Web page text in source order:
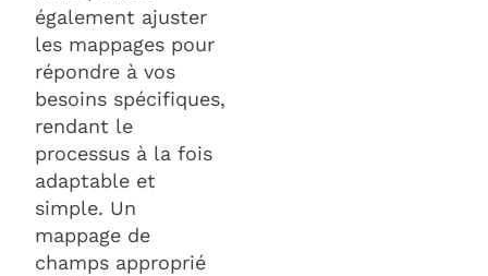
également ajuster
les mappages pour
répondre à vos
besoins spécifiques,
rendant le
processus à la fois
adaptable et
simple. Un
mappage de
champs approprié